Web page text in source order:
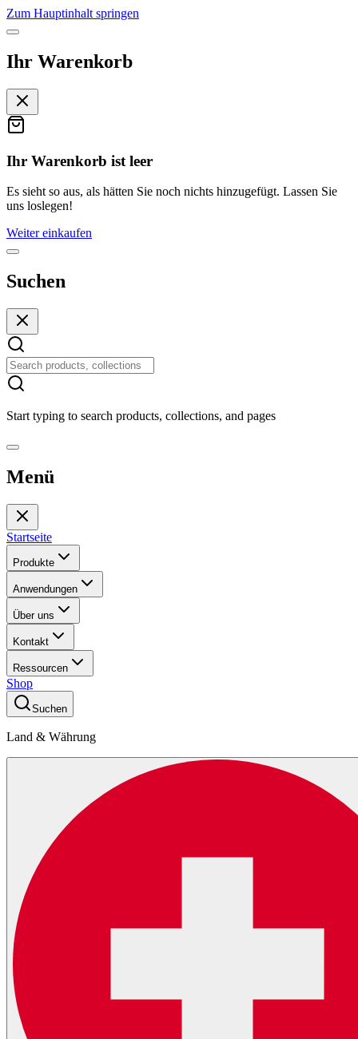
Zum Hauptinhalt springen
Ihr Warenkorb
Ihr Warenkorb ist leer
Es sieht so aus, als hätten Sie noch nichts hinzugefügt. Lassen Sie
uns loslegen!
Weiter einkaufen
Suchen
Start typing to search products, collections, and pages
Menü
Startseite
Produkte
Anwendungen
Über uns
Kontakt
Ressourcen
Shop
Suchen
Land & Währung